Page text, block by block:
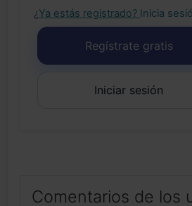
¿Ya estás registrado? Inicia
Regístrate gratis
Iniciar sesión
Comentarios de los